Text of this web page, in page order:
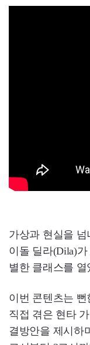
가상과 현실을
이돌 딜라(Dila)
별한 클래스를 열
이번 콘텐츠는
직접 겪은 현타
결방안을 제시하